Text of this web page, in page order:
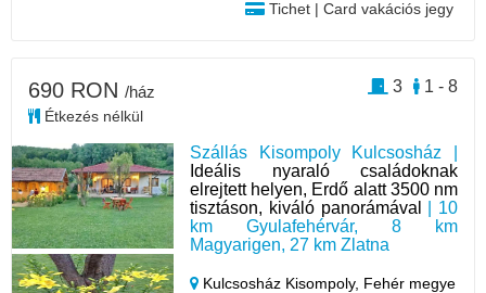
Tichet | Card vakációs jegy
Szállás Kisompoly Kulcsosház |
Ideális nyaraló családoknak
elrejtett helyen, Erdő alatt 3500 nm
tisztáson, kiváló panorámával
| 10
km Gyulafehérvár, 8 km
Magyarigen, 27 km Zlatna
Kulcsosház Kisompoly, Fehér megye
690 RON /ház
Étkezés nélkül
1 - 8
3